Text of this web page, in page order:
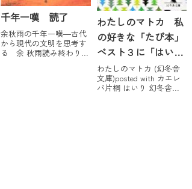
千年一嘆 読了
余秋雨の千年一嘆―古代
から現代の文明を思考す
る 余 秋雨読み終わりま
わたしのマトカ 私
の好きな「たび本」
ベスト３に「はい
り」ます
わたしのマトカ (幻冬舎
文庫)posted with カエレ
バ片桐 はいり 幻冬舎